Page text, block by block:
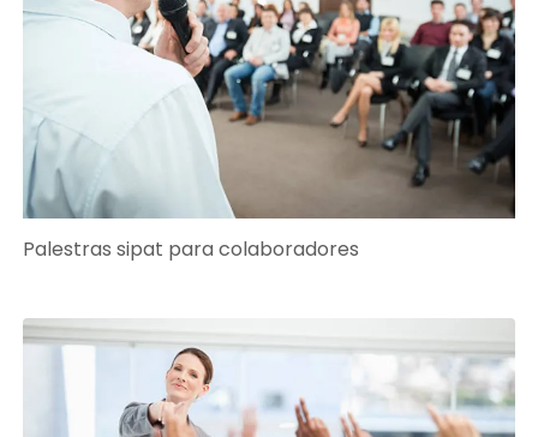
Palestras sipat para colaboradores